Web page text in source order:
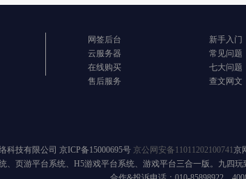
网签后台
云服务器
在线购买
售后服务
新手入门
常见问题
七大问题
查文网文
科技有限公司 京ICP备15000695号 京公网安备11011202100741京
、页游平台系统、H5游戏平台系统、游戏平台三合一版。九四